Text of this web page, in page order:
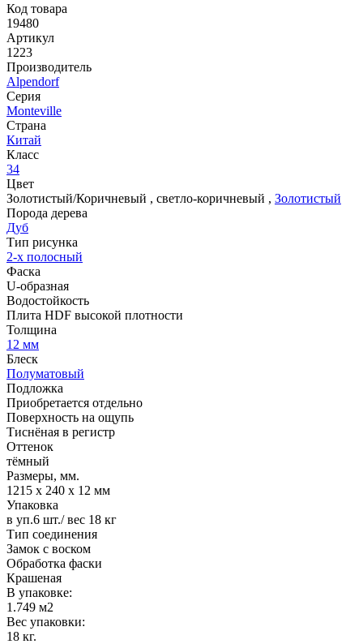
Код товара
19480
Артикул
1223
Производитель
Alpendorf
Серия
Monteville
Страна
Китай
Класс
34
Цвет
Золотистый/Коричневый , светло-коричневый , Золотистый
Порода дерева
Дуб
Тип рисунка
2-х полосный
Фаска
U-образная
Водостойкость
Плита HDF высокой плотности
Толщина
12 мм
Блеск
Полуматовый
Подложка
Приобретается отдельно
Поверхность на ощупь
Тиснёная в регистр
Оттенок
тёмный
Размеры, мм.
1215 х 240 х 12 мм
Упаковка
в уп.6 шт./ вес 18 кг
Тип соединения
Замок с воском
Обработка фаски
Крашеная
В упаковке:
1.749 м2
Вес упаковки:
18 кг.